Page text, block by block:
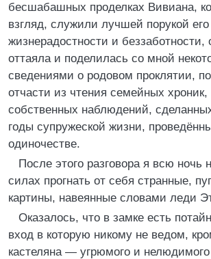
бесшабашных проделках Вивиана,
взгляд, служили лучшей порукой
жизнерадостности и беззаботности,
оттаяла и поделилась со мной
сведениями о родовом проклятии,
отчасти из чтения семейных хроник,
собственных наблюдений,
годы супружеской жизни,
одиночестве.
После этого разговора я всю ночь
силах прогнать от себя странные,
картины, навеянные словами леди
Оказалось, что в замке есть
вход в которую никому не ведом,
кастеляна — угрюмого и нелюдимого